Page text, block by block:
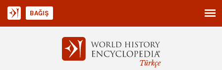
Türkçe
BAĞIŞ